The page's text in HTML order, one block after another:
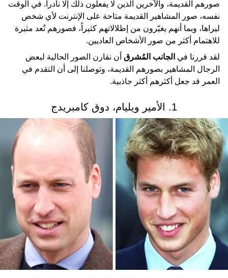
صورهم القديمة، والآخرين الذين لا يفعلون ذلك إلا نادراً. في الوقت
نفسه، صور المشاهير القديمة متاحة على الإنترنت لأي شخص
ليراها، وبما أنهم يغيّرون من إطلالاتهم كثيراً، فصورهم تُعد مثيرة
للاهتمام أكثر من صور الأشخاص العاديين.
لقد قررنا في الجانب المُشرق أن نقارن الصور الحالية لبعض
الرجال المشاهير بصورهم القديمة، وتوصلنا إلى أن التقدم في
العمر قد جعل أكثرهم أكثر جاذبية.
1. الأمير ويليام، دوق كامبريدج